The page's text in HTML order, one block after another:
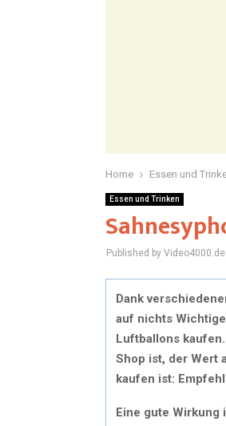
Home Essen und
Essen und Trinken
Published by Video4000.de
Dank
auf nichts
Luftballons
Shop ist, der Wert
kaufen ist:
Eine gute